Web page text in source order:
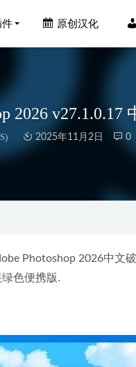
件 原创汉化
2026 v27.1.0.17
2025年11月2日 0
Photoshop 2026中文
色便携版.
破解版下载地址和安装教
体中文完整版下载地址和